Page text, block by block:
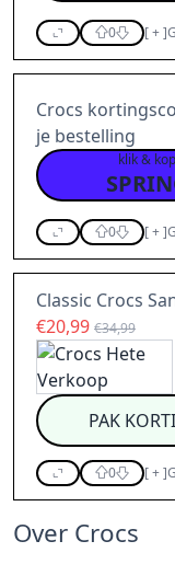
0 [+]
Crocs
je bestelling
klik &
0 [+]
Classic Crocs
€20,99 €34,99
PAK
0 [+]
Over Crocs